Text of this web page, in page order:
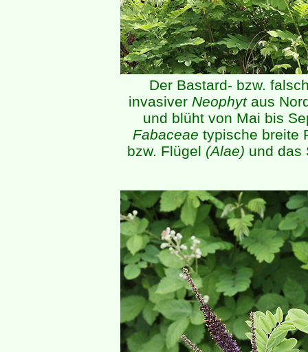
Der Bastard- bzw.
invasiver Neophytaus
und blüht von Mai bis
Fabaceae typische breite
bzw. Flügel (Alae) und das